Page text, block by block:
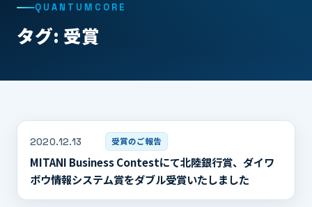
QUANTUMCORE
タグ: 受賞
2020.12.13 受賞のご報告
MITANI Business Contestにて北陸銀行賞、ダイワ
ボウ情報システム賞をダブル受賞いたしました